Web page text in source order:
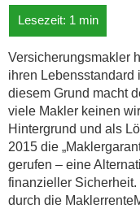
Versicherungsmakler
ihren Lebensstandard
diesem Grund macht
viele Makler keinen
Hintergrund und als
2015 die
gerufen – eine
finanzieller
durch die